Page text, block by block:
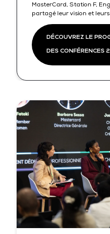
MasterCard, Station F,
partagé leur vision et
DÉCOUVREZ LE
DES CONFÉRENCES